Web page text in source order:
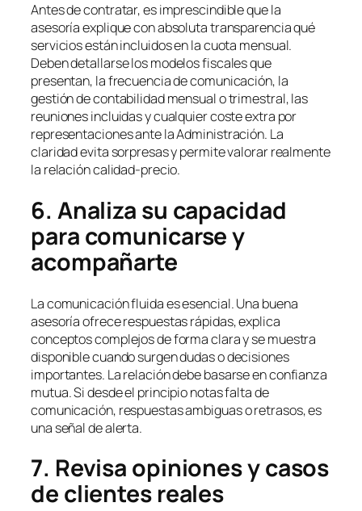
Antes de contratar, es imprescindible que la
asesoría explique con absoluta transparencia qué
servicios están incluidos en la cuota mensual.
Deben detallarse los modelos fiscales que
presentan, la frecuencia de comunicación, la
gestión de contabilidad mensual o trimestral, las
reuniones incluidas y cualquier coste extra por
representaciones ante la Administración. La
claridad evita sorpresas y permite valorar realmente
la relación calidad-precio.
6. Analiza su capacidad
para comunicarse y
acompañarte
La comunicación fluida es esencial. Una buena
asesoría ofrece respuestas rápidas, explica
conceptos complejos de forma clara y se muestra
disponible cuando surgen dudas o decisiones
importantes. La relación debe basarse en confianza
mutua. Si desde el principio notas falta de
comunicación, respuestas ambiguas o retrasos, es
una señal de alerta.
7. Revisa opiniones y casos
de clientes reales